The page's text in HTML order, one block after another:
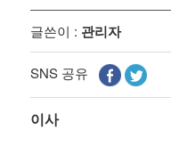
글쓴이 : 관리자
SNS 공유
이사